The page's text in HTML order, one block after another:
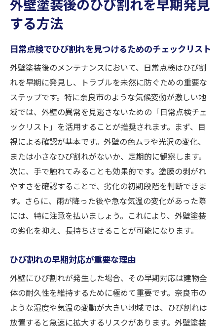
する方法
日常点検でひび割れを見つけるためのチェックリスト
外壁塗装後のメンテナンスにおいて、日常点検はひび割
れを早期に発見し、トラブルを未然に防ぐための重要な
ステップです。特に奈良市のような気候変動が激しい地
域では、外壁の異常を見逃さないための「日常点検チェ
ックリスト」を活用することが推奨されます。まず、目
視による確認が基本です。外壁の色ムラや光沢の変化、
または小さなひび割れがないか、定期的に観察します。
次に、手で触れてみることも効果的です。塗膜の剥がれ
やすさを確認することで、劣化の初期段階を判断できま
す。さらに、雨が降った後や急な気温の変化があった際
には、特に注意を払いましょう。これにより、外壁塗装
の劣化を抑え、長持ちさせることが可能になります。
ひび割れの早期対応が重要な理由
外壁にひび割れが発生した場合、その早期対応は建物全
体の耐久性を維持するために極めて重要です。奈良市の
ような湿度や気温の変動が大きい地域では、ひび割れは
放置すると急速に拡大するリスクがあります。外壁塗装